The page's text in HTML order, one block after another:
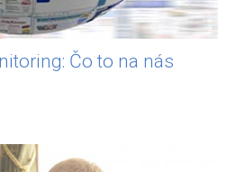
Čo to na nás